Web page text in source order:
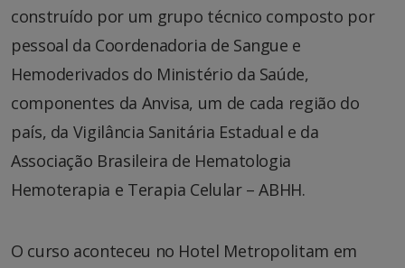
construído por um grupo técnico composto por
pessoal da Coordenadoria de Sangue e
Hemoderivados do Ministério da Saúde,
componentes da Anvisa, um de cada região do
país, da Vigilância Sanitária Estadual e da
Associação Brasileira de Hematologia
Hemoterapia e Terapia Celular – ABHH.
O curso aconteceu no Hotel Metropolitam em